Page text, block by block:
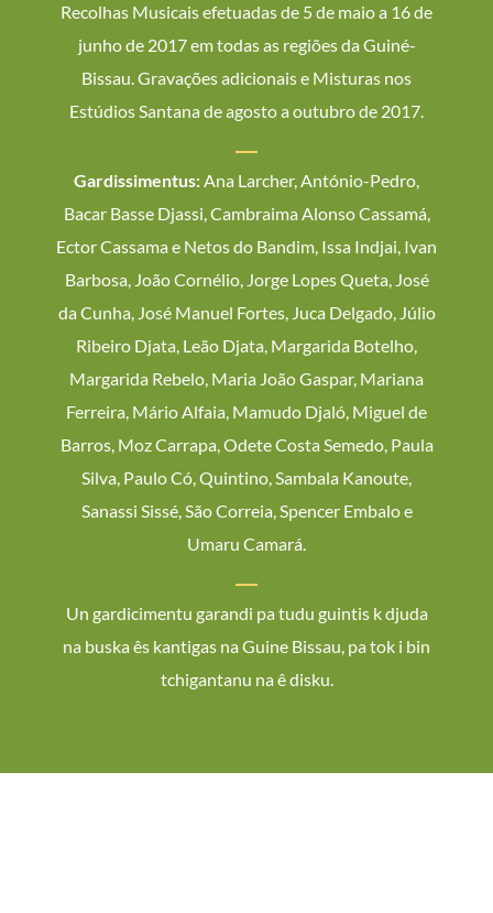
Recolhas Musicais efetuadas de 5 de maio a 16 de
junho de 2017 em todas as regiões da Guiné-
Bissau. Gravações adicionais e Misturas nos
Estúdios Santana de agosto a outubro de 2017.
Gardissimentus:Ana Larcher, António-Pedro,
Bacar Basse Djassi, Cambraima Alonso Cassamá,
Ector Cassama e Netos do Bandim, Issa Indjai, Ivan
Barbosa, João Cornélio, Jorge Lopes Queta, José
da Cunha, José Manuel Fortes, Juca Delgado, Júlio
Ribeiro Djata, Leão Djata, Margarida Botelho,
Margarida Rebelo, Maria João Gaspar, Mariana
Ferreira, Mário Alfaia, Mamudo Djaló, Miguel de
Barros, Moz Carrapa, Odete Costa Semedo, Paula
Silva, Paulo Có, Quintino, Sambala Kanoute,
Sanassi Sissé, São Correia, Spencer Embalo e
Umaru Camará.
Un gardicimentu garandi pa tudu guintis k djuda
na buska ês kantigas na Guine Bissau, pa tok i bin
tchigantanu na ê disku.